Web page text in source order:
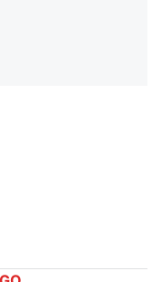
Meringue
Mauve Pop